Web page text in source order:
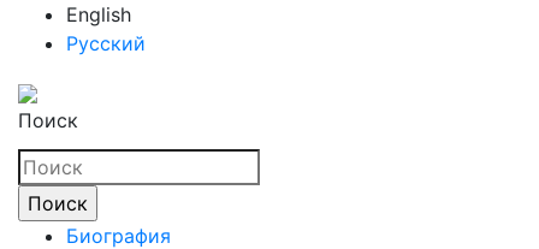
English
Русский
Поиск
Биография